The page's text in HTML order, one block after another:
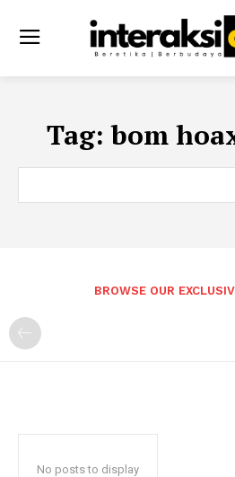
Tag:bom
BROWSE OUR
No posts to display